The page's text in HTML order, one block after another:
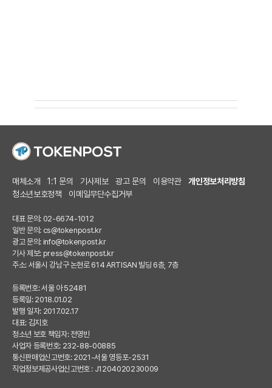
매체소개 1:1 문의 기사제보 광고 문의 이용약관
개인정보처리방침
청소년보호정책
이메일무단수집거부
대표 문의: 02-6674-1012
일반 문의: cs@tokenpost.kr
광고 문의: info@tokenpost.kr
기사 제보: press@tokenpost.kr
주소: 서울시 강남구 논현로 614 ARTISAN 빌딩 6층, 7층
등록번호: 서울 아 52481
등록일: 2018.01.02
발행 일자: 2017.02.17
대표: 김지호
청소년 보호 책임자: 전영빈
사업자 등록번호: 232-88-00885
통신판매업신고번호: 2021-서울 영등포-2531
직업정보제공사업신고번호 : J1204020230009